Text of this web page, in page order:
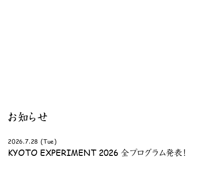
お知らせ
2026.7.28 (Tue)
KYOTO EXPERIMENT 2026 全プログラム発表！